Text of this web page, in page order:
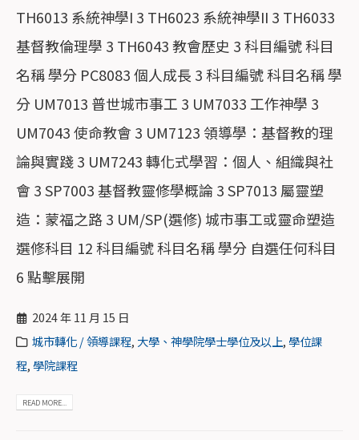
TH6013 系統神學I 3 TH6023 系統神學II 3 TH6033
基督教倫理學 3 TH6043 教會歷史 3 科目編號 科目
名稱 學分 PC8083 個人成長 3 科目編號 科目名稱 學
分 UM7013 普世城市事工 3 UM7033 工作神學 3
UM7043 使命教會 3 UM7123 領導學：基督教的理
論與實踐 3 UM7243 轉化式學習：個人、組織與社
會 3 SP7003 基督教靈修學概論 3 SP7013 屬靈塑
造：蒙福之路 3 UM/SP(選修) 城市事工或靈命塑造
選修科目 12 科目編號 科目名稱 學分 自選任何科目
6 點擊展開
2024 年 11 月 15 日
城市轉化 / 領導課程, 大學、神學院學士學位及以上, 學位課
程, 學院課程
READ MORE...